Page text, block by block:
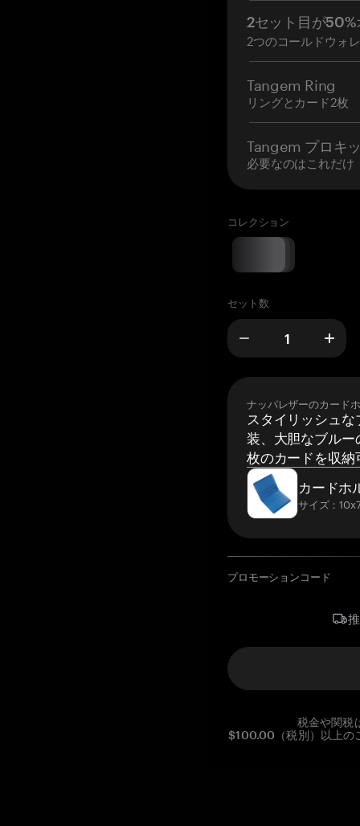
2セット目が50%
2つのコールドウォ
Tangem Ring
リングとカード2枚
Tangem プロキ
必要なのはこれだけ
コレクション
セット数
ナッパレザーのカード
スタイリッシュ
装、大胆なブルー
枚のカードを収納
カードホ
サイズ：
プロモーションコード
税金や関税
$100.00（税別）以上の